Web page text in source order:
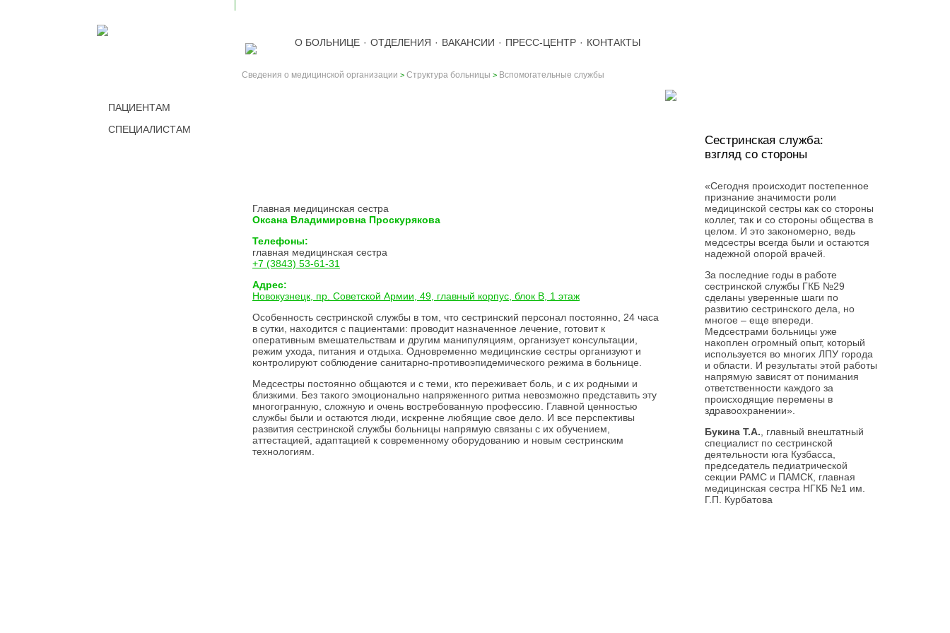
О БОЛЬНИЦЕ · ОТДЕЛЕНИЯ · ВАКАНСИИ · ПРЕСС-ЦЕНТР · КОНТАКТЫ
Сведения о медицинской организации > Структура больницы > Вспомогательные службы
ПАЦИЕНТАМ
СПЕЦИАЛИСТАМ
Главная медицинская сестра
Оксана Владимировна Проскурякова
Телефоны:
главная медицинская сестра
+7 (3843) 53-61-31
Адрес:
Новокузнецк, пр. Советской Армии, 49, главный корпус, блок В, 1 этаж
Особенность сестринской службы в том, что сестринский персонал постоянно, 24 часа
в сутки, находится с пациентами: проводит назначенное лечение, готовит к
оперативным вмешательствам и другим манипуляциям, организует консультации,
режим ухода, питания и отдыха. Одновременно медицинские сестры организуют и
контролируют соблюдение санитарно-противоэпидемического режима в больнице.
Медсестры постоянно общаются и с теми, кто переживает боль, и с их родными и
близкими. Без такого эмоционально напряженного ритма невозможно представить эту
многогранную, сложную и очень востребованную профессию. Главной ценностью
службы были и остаются люди, искренне любящие свое дело. И все перспективы
развития сестринской службы больницы напрямую связаны с их обучением,
аттестацией, адаптацией к современному оборудованию и новым сестринским
технологиям.
Сестринская служба:
взгляд со стороны
«Сегодня происходит постепенное
признание значимости роли
медицинской сестры как со стороны
коллег, так и со стороны общества в
целом. И это закономерно, ведь
медсестры всегда были и остаются
надежной опорой врачей.
За последние годы в работе
сестринской службы ГКБ №29
сделаны уверенные шаги по
развитию сестринского дела, но
многое – еще впереди.
Медсестрами больницы уже
накоплен огромный опыт, который
используется во многих ЛПУ города
и области. И результаты этой работы
напрямую зависят от понимания
ответственности каждого за
происходящие перемены в
здравоохранении».
Букина Т.А. , главный внештатный
специалист по сестринской
деятельности юга Кузбасса,
председатель педиатрической
секции РАМС и ПАМСК, главная
медицинская сестра НГКБ №1 им.
Г.П. Курбатова